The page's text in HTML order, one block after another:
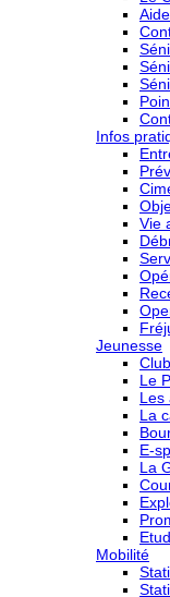
Infos
Vie
Jeunesse
Le
Les
La
E-
La
Mobilité